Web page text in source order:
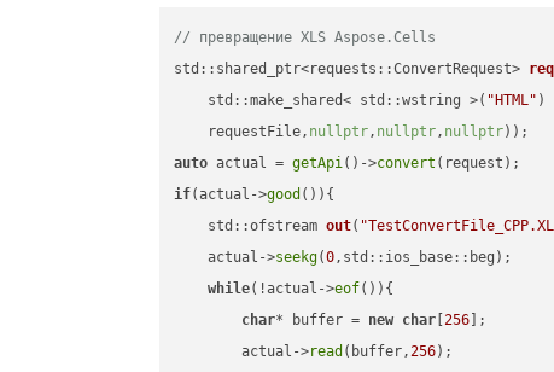
// превращение XLS Aspose.Cells
std::shared_ptr<requests::ConvertRequest>
    std::make_shared< std::wstring >(
"HTML"
    requestFile,
nullptr, nullptr, nullptr))
auto actual = getApi()->convert
if(actual->good ()){
std::ofstream out(
    actual->
seekg(0,std::ios_base::beg);
while(!actual->eof()){
char* buffer = new char [256 ];
        actual->
read (buffer,256);